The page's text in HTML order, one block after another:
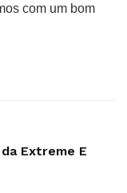
com um bom
Extreme E